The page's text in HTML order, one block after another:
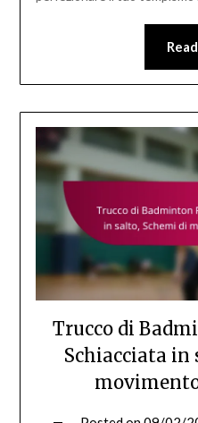
Trucco di
Schiacciata in